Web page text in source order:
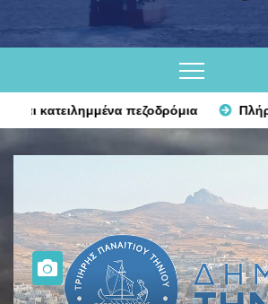
Πλήρες σήμα, μηδέν υπηρεσία: